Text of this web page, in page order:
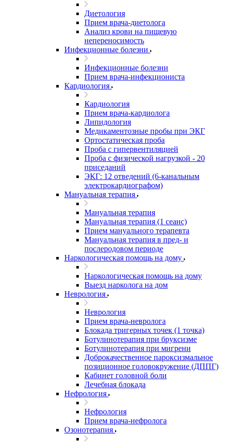
Диетология
Прием врача-диетолога
Анализ крови на пищевую
непереносимость
Инфекционные болезни
Инфекционные болезни
Прием врача-инфекциониста
Кардиология
Кардиология
Прием врача-кардиолога
Липидология
Медикаментозные пробы при ЭКГ
Ортостатическая проба
Проба с гипервентиляцией
Проба с физической нагрузкой - 20
приседаний
ЭКГ: 12 отведений (6-канальным
электрокардиографом)
Мануальная терапия
Мануальная терапия
Мануальная терапия (1 сеанс)
Прием мануального терапевта
Мануальная терапия в пред- и
послеродовом периоде
Наркологическая помощь на дому
Наркологическая помощь на дому
Выезд нарколога на дом
Неврология
Неврология
Прием врача-невролога
Блокада тригерных точек (1 точка)
Ботулинотерапия при бруксизме
Ботулинотерапия при мигрени
Доброкачественное пароксизмальное
позиционное головокружение (ДППГ)
Кабинет головной боли
Лечебная блокада
Нефрология
Нефрология
Прием врача-нефролога
Озонотерапия